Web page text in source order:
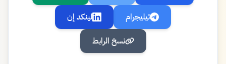
تيليجرام
لينكد إن
نسخ الرابط